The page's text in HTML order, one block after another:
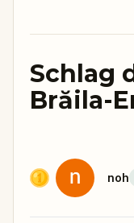
Schlag
Brăila-
noh